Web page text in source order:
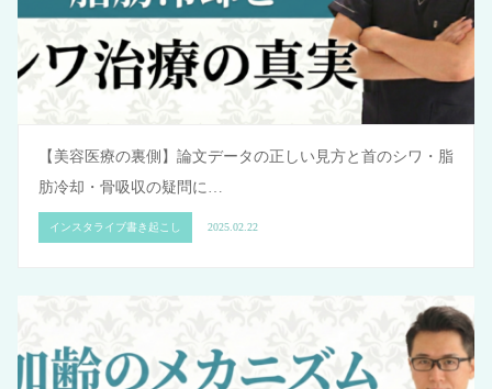
【美容医療の裏側】論文データの正しい見方と首のシワ・脂
肪冷却・骨吸収の疑問に…
インスタライブ書き起こし 2025.02.22